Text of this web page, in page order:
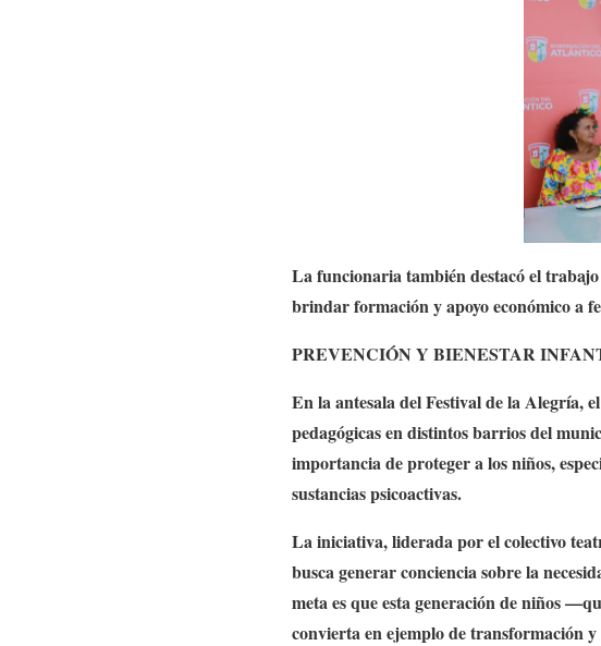
La funcionaria también destacó el
brindar formación y apoyo económico a
PREVENCIÓN Y BIENESTAR
En la antesala del Festival de la Alegría,
pedagógicas en distintos barrios del
importancia de proteger a los niños,
sustancias psicoactivas.
La iniciativa, liderada por el colectivo
busca generar conciencia sobre la
meta es que esta generación de niños
convierta en ejemplo de transformación y